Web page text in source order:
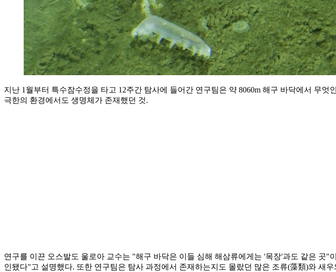
지난 1월부터 특수잠수정을 타고 12주간 탐사에 들어간 연구팀은 약 8060m 해구 바닥에서 무
극한의 환경에서도 생명체가 존재했던 것.
연구를 이끈 오스발도 울로아 교수는 "해구 바닥은 이들 심해 해삼류에게는 '목장'과도 같은
인됐다"고 설명했다. 또한 연구팀은 탐사 과정에서 존재하는지도 몰랐던 많은 조류(藻類)와